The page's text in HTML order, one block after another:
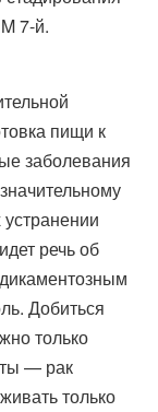
7-й.
пищи к
заболевания
речь об
Добиться
только
— рак
только